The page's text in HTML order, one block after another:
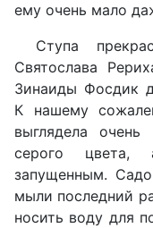
ему очень мало
Ступа
Святослава
Зинаиды Фосдик
К нашему
выглядела
серого цвета,
запущенным.
мыли последний
носить воду для